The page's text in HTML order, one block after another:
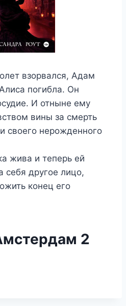
взорвался, Адам
погибла. Он
И отныне ему
вины за смерть
нерожденного
жива и теперь ей
себя другое лицо,
конец его
2